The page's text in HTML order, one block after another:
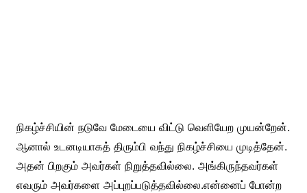
நிகழ்ச்சியின் நடுவே மேடையை விட்டு வெளியேற முயன்றேன்.
ஆனால் உடனடியாகத் திரும்பி வந்து நிகழ்ச்சியை முடித்தேன்.
அதன் பிறகும் அவர்கள் நிறுத்தவில்லை. அங்கிருந்தவர்கள்
எவரும் அவர்களை அப்புறப்படுத்தவில்லை.என்னைப் போன்ற